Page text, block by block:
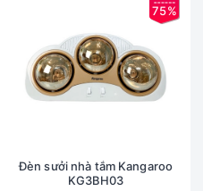
75%
Đèn sưởi nhà tắm Kangaroo
KG3BH03